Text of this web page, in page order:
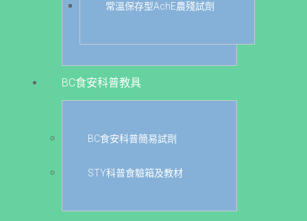
常溫保存型AchE農殘試劑
BC食安科普教具
BC食安科普簡易試劑
STY科普食驗箱及教材